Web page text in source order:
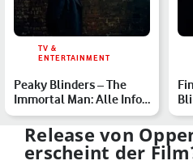
TV &
ENTERTAINMENT
Peaky Blinders – The
Immortal Man: Alle Infos
zum Netflix-Film
Release von
erscheint der